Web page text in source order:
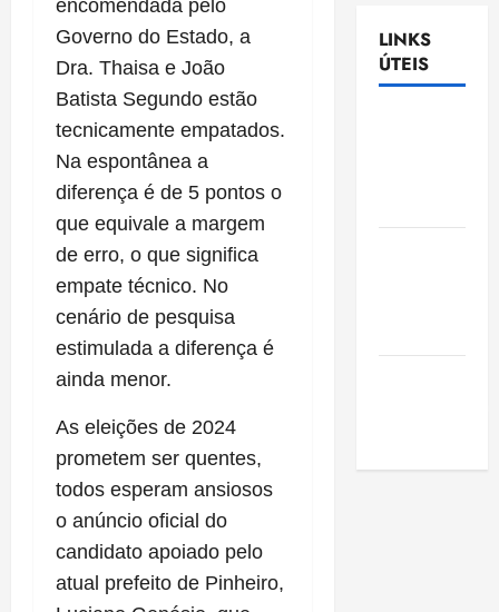
encomendada pelo
Governo do Estado, a
Dra. Thaisa e João
Batista Segundo estão
tecnicamente empatados.
Na espontânea a
diferença é de 5 pontos o
que equivale a margem
de erro, o que significa
empate técnico. No
cenário de pesquisa
estimulada a diferença é
ainda menor.
As eleições de 2024
prometem ser quentes,
todos esperam ansiosos
o anúncio oficial do
candidato apoiado pelo
atual prefeito de Pinheiro,
LINKS
ÚTEIS